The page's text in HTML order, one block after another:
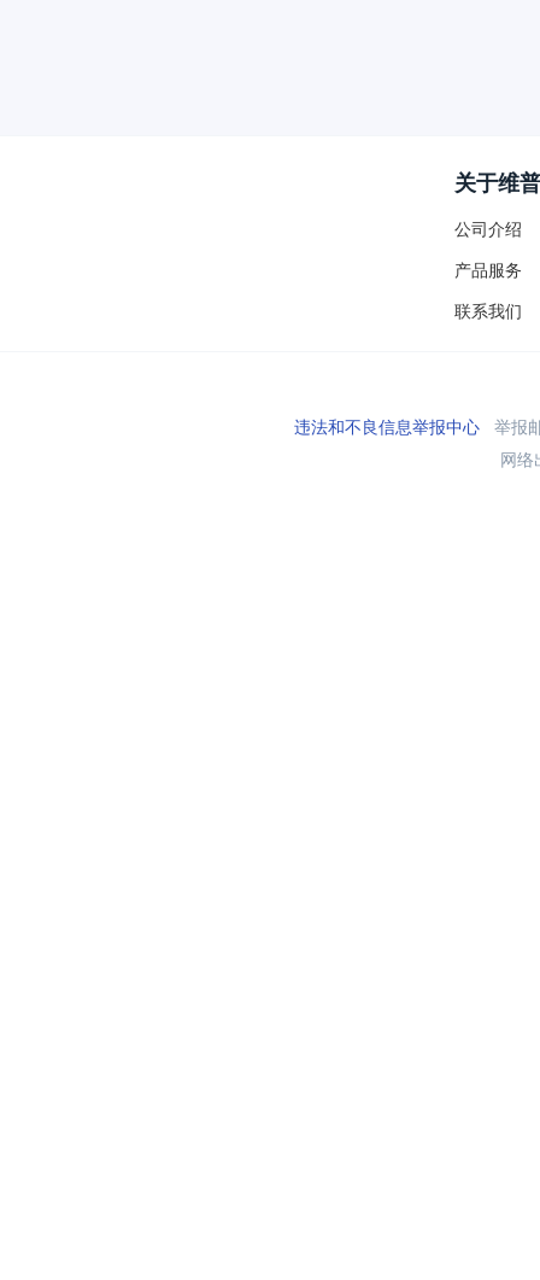
关于维普
公司介绍
产品服务
联系我们
违法和不良信息举报中心举报
网